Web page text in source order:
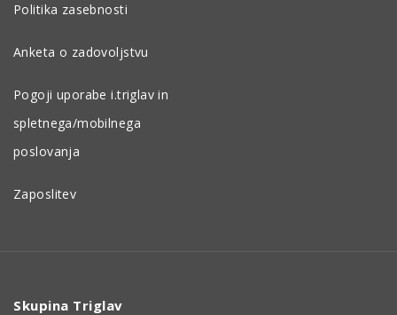
Politika zasebnosti
Anketa o zadovoljstvu
Pogoji uporabe i.triglav in
spletnega/mobilnega
poslovanja
Zaposlitev
Skupina Triglav